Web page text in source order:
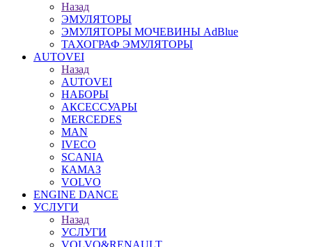
Назад
ЭМУЛЯТОРЫ
ЭМУЛЯТОРЫ МОЧЕВИНЫ АdBlue
ТАХОГРАФ ЭМУЛЯТОРЫ
AUTOVEI
Назад
AUTOVEI
НАБОРЫ
АКСЕССУАРЫ
MERCEDES
MAN
IVECO
SCANIA
КАМАЗ
VOLVO
ENGINE DANCE
УСЛУГИ
Назад
УСЛУГИ
VOLVO&RENAULT